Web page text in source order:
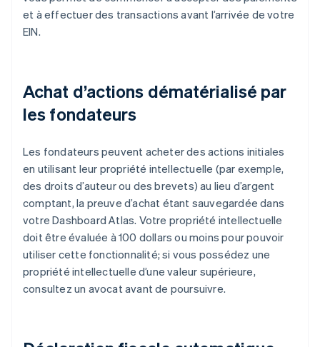
et à effectuer des transactions avant l’arrivée de votre
EIN.
Achat d’actions dématérialisé par
les fondateurs
Les fondateurs peuvent acheter des actions initiales
en utilisant leur propriété intellectuelle (par exemple,
des droits d’auteur ou des brevets) au lieu d’argent
comptant, la preuve d’achat étant sauvegardée dans
votre Dashboard Atlas. Votre propriété intellectuelle
doit être évaluée à 100 dollars ou moins pour pouvoir
utiliser cette fonctionnalité; si vous possédez une
propriété intellectuelle d’une valeur supérieure,
consultez un avocat avant de poursuivre.